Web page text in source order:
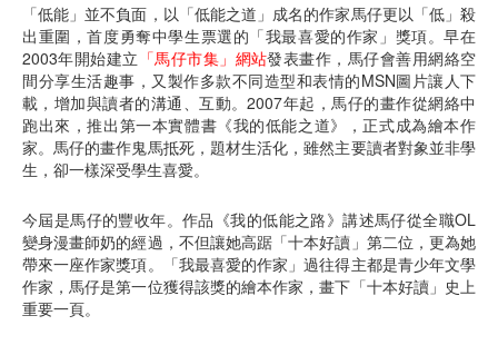
「低能」並不負面，以「低能之道」成名的作家馬仔更以「低」殺
出重圍，首度勇奪中學生票選的「我最喜愛的作家」獎項。早在
2003年開始建立 「馬仔市集」網站發表畫作，馬仔會善用網絡空
間分享生活趣事，又製作多款不同造型和表情的MSN圖片讓人下
載，增加與讀者的溝通、互動。2007年起，馬仔的畫作從網絡中
跑出來，推出第一本實體書《我的低能之道》，正式成為繪本作
家。馬仔的畫作鬼馬抵死，題材生活化，雖然主要讀者對象並非學
生，卻一樣深受學生喜愛。
今屆是馬仔的豐收年。作品《我的低能之路》講述馬仔從全職OL
變身漫畫師奶的經過，不但讓她高踞「十本好讀」第二位，更為她
帶來一座作家獎項。「我最喜愛的作家」過往得主都是青少年文學
作家，馬仔是第一位獲得該獎的繪本作家，畫下「十本好讀」史上
重要一頁。